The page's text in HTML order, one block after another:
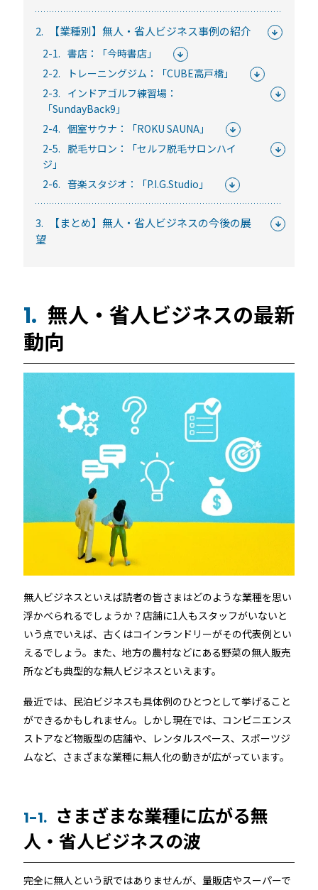
2. 【業種別】無人・省人ビジネス事例の紹介
2-1. 書店：「今時書店」
2-2.
トレーニングジム：「CUBE高戸橋」
2-3. インドアゴルフ練習場：
「SundayBack9」
2-4. 個室サウナ：「ROKU SAUNA」
2-5. 脱毛サロン：「セルフ脱毛サロンハイ
ジ」
2-6. 音楽スタジオ：「P.I.G.Studio」
3.
【まとめ】無人・省人ビジネスの今後の展
望
1. 無人・省人ビジネスの最新
動向
無人ビジネスといえば読者の皆さまはどのような業種を思い
浮かべられるでしょうか？店舗に1人もスタッフがいないと
いう点でいえば、古くはコインランドリーがその代表例とい
えるでしょう。また、地方の農村などにある野菜の無人販売
所なども典型的な無人ビジネスといえます。
最近では、民泊ビジネスも具体例のひとつとして挙げること
ができるかもしれません。しかし現在では、コンビニエンス
ストアなど物販型の店舗や、レンタルスペース、スポーツジ
ムなど、さまざまな業種に無人化の動きが広がっています。
1-1. さまざまな業種に広がる無
人・省人ビジネスの波
完全に無人という訳ではありませんが、量販店やスーパーで
常時公開中
5分でわかる！RemoteLOCKの特徴と機能について
3分でわかる！RemoteLOCK機種の選び方動画
はじめての方におすすめの記事
スマートロックと結露・錆（サビ）の問題
きたいこと
続きを読む
【まとめ】スマートロック解説 今年度こ
とメリットを解説！
宿泊施設
RemoteLOCKを導入するメリット
活用事例
お客さまの声
宿泊施設での運用におすすめの記事３選
無人・省人運営の宿泊施設におすすめのPMS 4選
ホテルや宿泊施設に導入するスマートロックの選び方
とポイントを解説
Apple ウォレットを使った宿泊施設のキーレス化と
は？
ホーム